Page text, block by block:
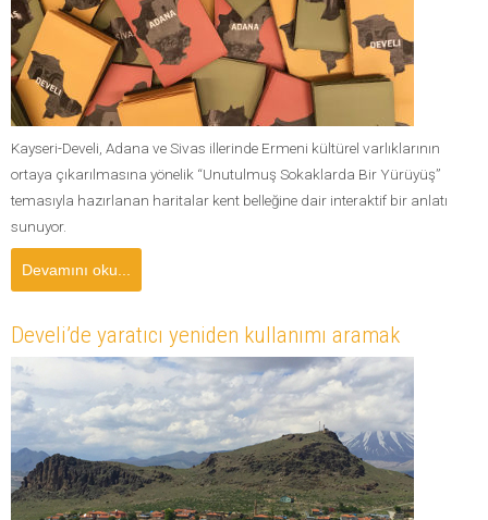
Kayseri-Develi, Adana ve Sivas illerinde Ermeni kültürel varlıklarının
ortaya çıkarılmasına yönelik “Unutulmuş Sokaklarda Bir Yürüyüş”
temasıyla hazırlanan haritalar kent belleğine dair interaktif bir anlatı
sunuyor.
Devamını oku...
Develi’de yaratıcı yeniden kullanımı aramak